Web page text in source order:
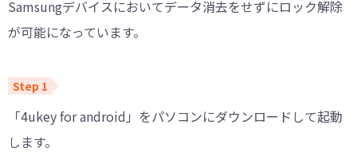
Samsungデバイスにおいてデータ消去をせずにロック解除
が可能になっています。
「4ukey for android」をパソコンにダウンロードして起動
します。